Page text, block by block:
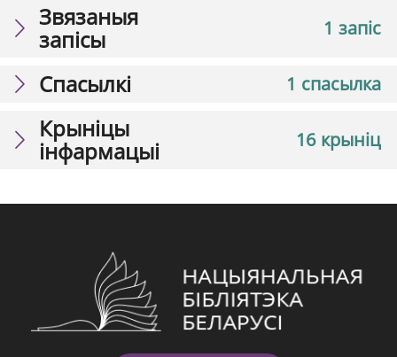
1 запіс
Звязаныя
запісы
1 спасылка
Спасылкі
16 крыніц
Крыніцы
інфармацыі